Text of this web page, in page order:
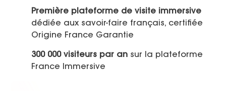
Première plateforme de visite immersive
dédiée aux savoir-faire français, certifiée
Origine France Garantie
300 000 visiteurs par an sur la plateforme
France Immersive